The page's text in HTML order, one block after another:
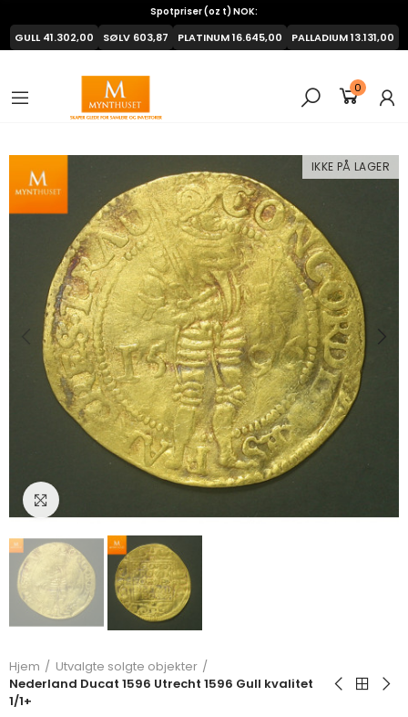
0
Spotpriser (oz t) NOK:
GULL41.302,00 SØLV 603,87 PLATINUM16.645,00 PALLADIUM13.131,00
IKKE PÅ LAGER
Hjem
Utvalgte solgte objekter
Nederland Ducat 1596 Utrecht 1596 Gull kvalitet
1/1+